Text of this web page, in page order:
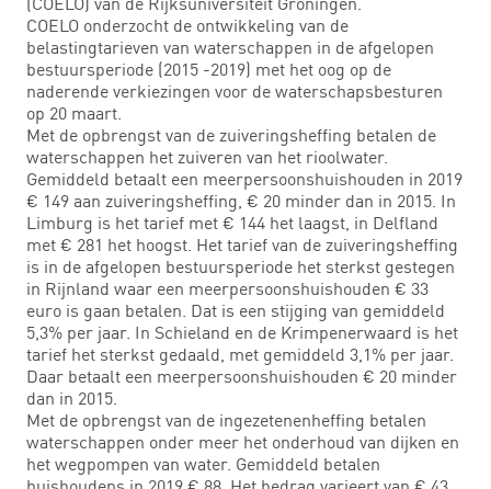
COELO onderzocht de ontwikkeling van de
belastingtarieven van waterschappen in de afgelopen
bestuursperiode (2015 -2019) met het oog op de
naderende verkiezingen voor de waterschapsbesturen
op 20 maart.
Met de opbrengst van de zuiveringsheffing betalen de
waterschappen het zuiveren van het rioolwater.
Gemiddeld betaalt een meerpersoonshuishouden in 2019
€ 149 aan zuiveringsheffing, € 20 minder dan in 2015. In
Limburg is het tarief met € 144 het laagst, in Delfland
met € 281 het hoogst. Het tarief van de zuiveringsheffing
is in de afgelopen bestuursperiode het sterkst gestegen
in Rijnland waar een meerpersoonshuishouden € 33
euro is gaan betalen. Dat is een stijging van gemiddeld
5,3% per jaar. In Schieland en de Krimpenerwaard is het
tarief het sterkst gedaald, met gemiddeld 3,1% per jaar.
Daar betaalt een meerpersoonshuishouden € 20 minder
dan in 2015.
Met de opbrengst van de ingezetenenheffing betalen
waterschappen onder meer het onderhoud van dijken en
het wegpompen van water. Gemiddeld betalen